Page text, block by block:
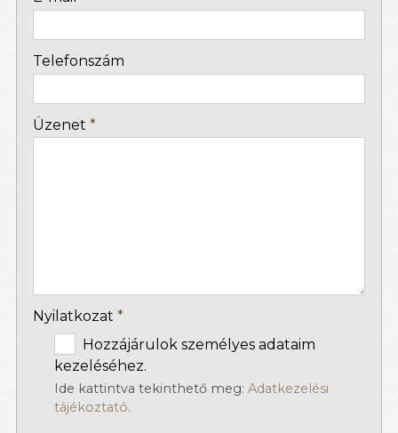
-
Telefonszám
Üzenet *
Nyilatkozat *
Hozzájárulok személyes adataim
kezeléséhez.
Ide kattintva tekinthető meg: Adatkezelési
tájékoztató.